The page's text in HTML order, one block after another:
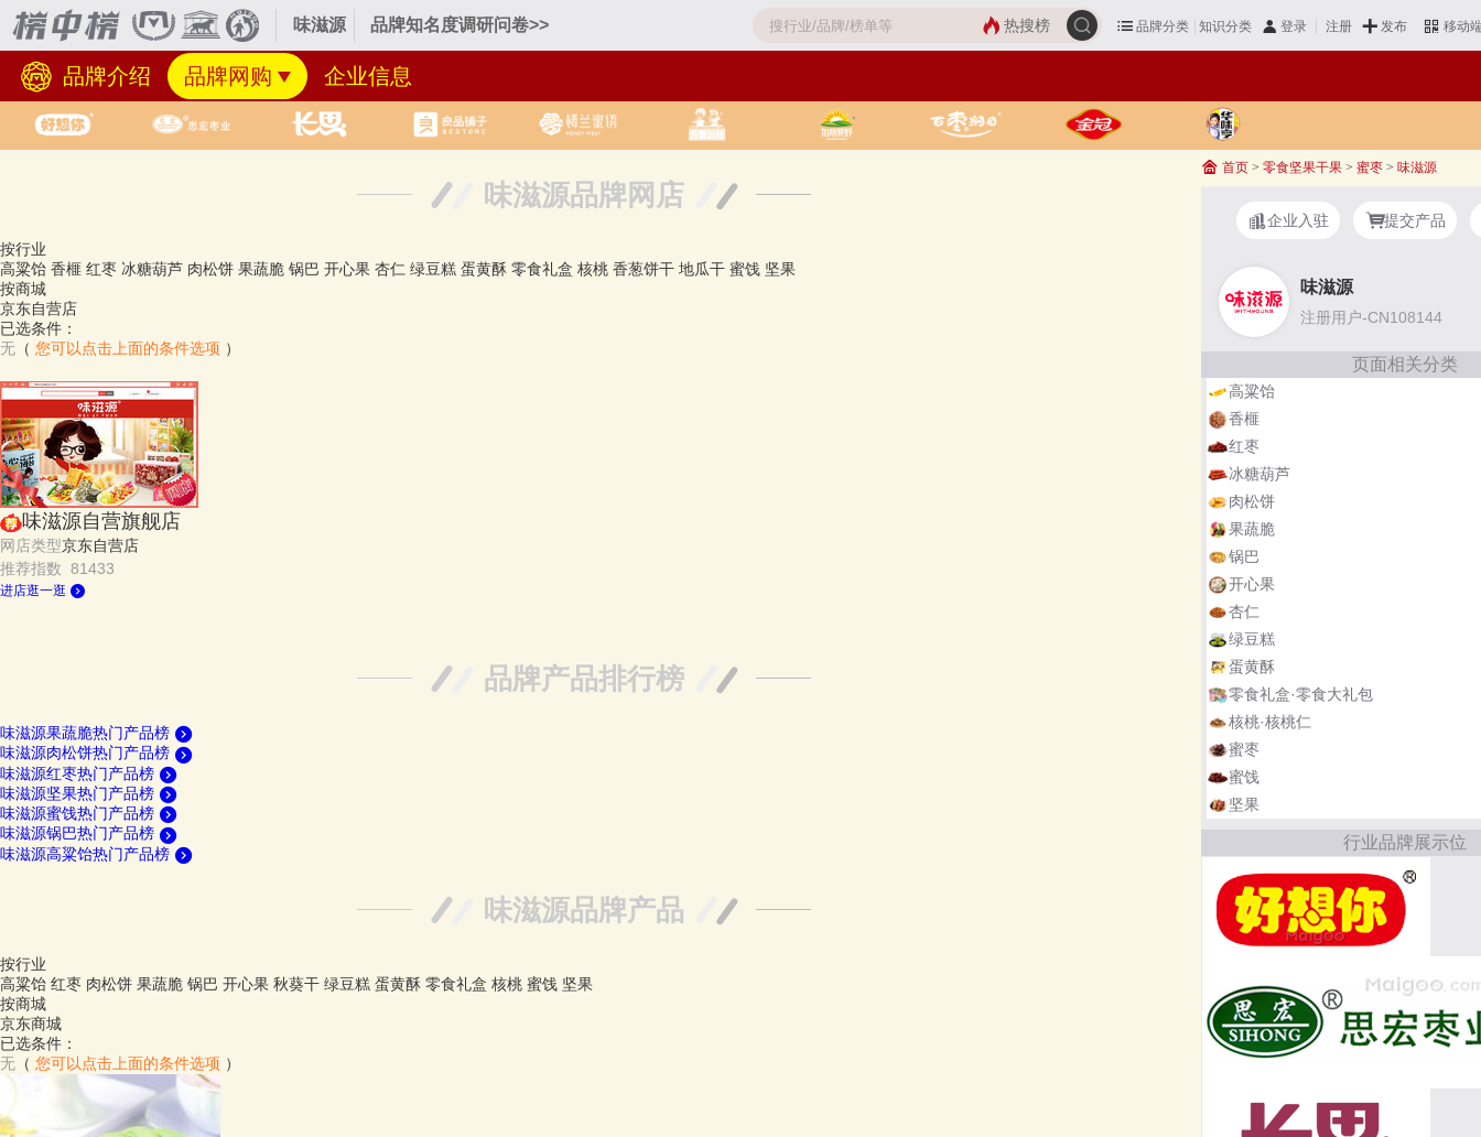
味滋源 品牌知名度调研问卷>> 品牌分类 知识分类 登录 注册 发布 移动
热搜榜
品牌介绍 品牌网购 企业信息
味滋源品牌网店
按行业
高粱饴 香榧 红枣 冰糖葫芦 肉松饼 果蔬脆 锅巴 开心果 杏仁 绿豆糕 蛋黄酥 零食礼盒 核桃 香葱饼干 地瓜干 蜜饯 坚果
按商城
京东自营店
已选条件：
无 （ 您可以点击上面的条件选项 ）
味滋源自营旗舰店
网店类型京东自营店
推荐指数 81433
进店逛一逛
品牌产品排行榜
味滋源果蔬脆热门产品榜
味滋源肉松饼热门产品榜
味滋源红枣热门产品榜
味滋源坚果热门产品榜
味滋源蜜饯热门产品榜
味滋源锅巴热门产品榜
味滋源高粱饴热门产品榜
味滋源品牌产品
按行业
高粱饴 红枣 肉松饼 果蔬脆 锅巴 开心果 秋葵干 绿豆糕 蛋黄酥 零食礼盒 核桃 蜜饯 坚果
按商城
京东商城
已选条件：
无 （ 您可以点击上面的条件选项 ）
首页 > 零食坚果干果 > 蜜枣 > 味滋源
企业入驻 提交产品
味滋源
注册用户-CN108144
页面相关分类
高粱饴
香榧
红枣
冰糖葫芦
肉松饼
果蔬脆
锅巴
开心果
杏仁
绿豆糕
蛋黄酥
零食礼盒·零食大礼包
核桃·核桃仁
蜜枣
蜜饯
坚果
行业品牌展示位